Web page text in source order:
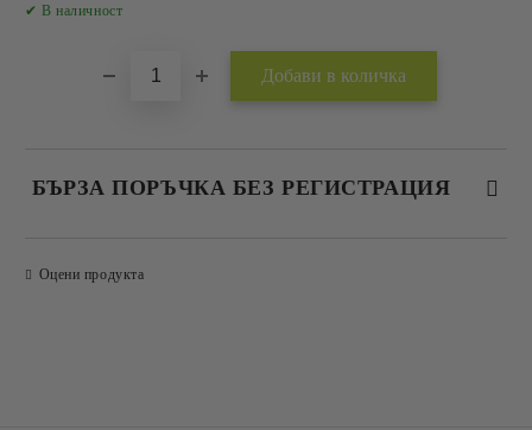
✔ В наличност
БЪРЗА ПОРЪЧКА БЕЗ РЕГИСТРАЦИЯ
Оцени продукта